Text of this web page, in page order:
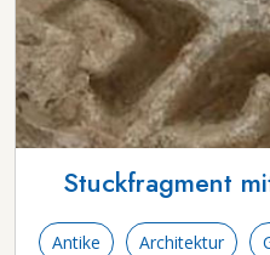
Stuckfragment
Antike Architektur